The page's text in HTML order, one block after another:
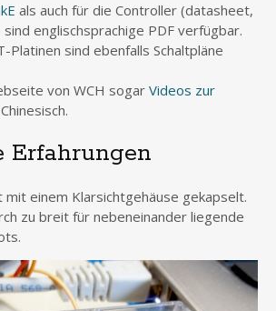
als auch für die Controller (datasheet,
englischsprachige PDF verfügbar.
Platinen sind ebenfalls Schaltpläne
von WCH sogar Videos zur
Erfahrungen
mit einem Klarsichtgehäuse gekapselt.
zu breit für nebeneinander liegende